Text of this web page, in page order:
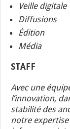
Veille digitale
Diffusions
Édition
Média
STAFF
Avec une
l’innovation,
stabilité des
notre